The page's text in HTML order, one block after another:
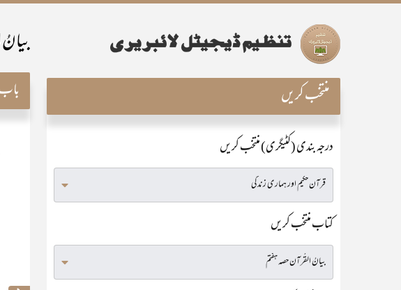
منتخب کریں
درجہ بندی (کٹیگری) منتخب کریں
کتاب منتخب کریں